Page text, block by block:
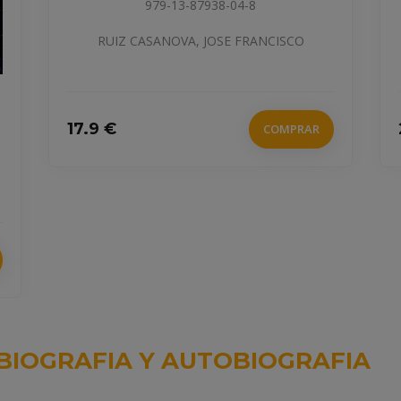
979-13-991058-5-8
DE POCINS, GONTRAN
22.5 € COMPRAR
Y AUTOBIOGRAFIA